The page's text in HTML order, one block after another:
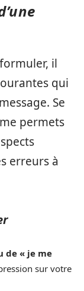
il
qui
Se
permets
erreurs à
de « je me
sur votre